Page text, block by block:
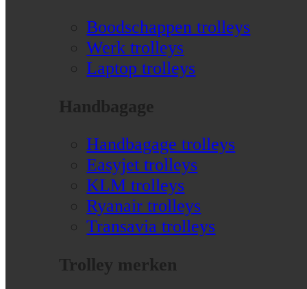
Boodschappen trolleys
Werk trolleys
Laptop trolleys
Handbagage
Handbagage trolleys
Easyjet trolleys
KLM trolleys
Ryanair trolleys
Transavia trolleys
Trolley merken